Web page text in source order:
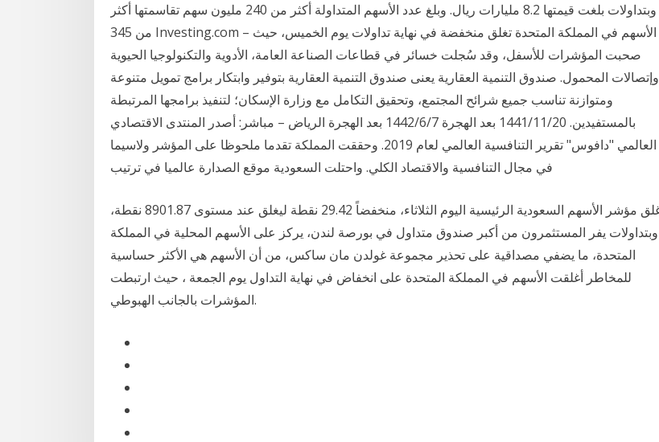
وبتداولات بلغت قيمتها 8.2 مليارات ريال. وبلغ عدد الأسهم المتداولة أكثر من 240 مليون سهم تقاسمتها أكثر
من 345 Investing.com – الأسهم في المملكة المتحدة تغلق منخفضة في نهاية تداولات يوم الخميس، حيث
صحبت المؤشرات للأسفل، وقد سُجلت خسائر في قطاعات الصناعة العامة، الأدوية والتكنولوجيا الحيوية
وإتصالات المحمول. صندوق التنمية العقارية يعنى صندوق التنمية العقارية بتوفير وابتكار برامج تمويل متنوعة
ومتوازنة تناسب جميع شرائح المجتمع، وتحقيق التكامل مع وزارة الإسكان؛ لتنفيذ برامجها المرتبطة
بالمستفيدين. 20‏‏/11‏‏/1441 بعد الهجرة 7‏‏/6‏‏/1442 بعد الهجرة الرياض – مباشر: أصدر المنتدى الاقتصادي
العالمي "دافوس" تقرير التنافسية العالمي لعام 2019. وحققت المملكة تقدما ملحوظا على المؤشر ولاسيما
في مجال التنافسية والاقتصاد الكلي. واحتلت السعودية موقع الصدارة عالميا في ترتيب
أغلق مؤشر الأسهم السعودية الرئيسية اليوم الثلاثاء، منخفضاً 29.42 نقطة ليغلق عند مستوى 8901.87 نقطة،
وبتداولات يفر المستثمرون من أكبر صندوق متداول في بورصة لندن، يركز على الأسهم المحلية في المملكة
المتحدة، ما يضفي مصداقية على تحذير مجموعة غولدن مان ساكس، من أن الأسهم هي الأكثر حساسية
للمخاطر أغلقت الأسهم في المملكة المتحدة على انخفاض في نهاية التداول يوم الجمعة ، حيث ارتبطت
المؤشرات بالجانب الهبوطي.